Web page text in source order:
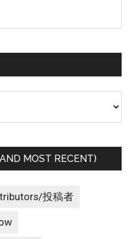
イ
MOST RECENT)
投稿者